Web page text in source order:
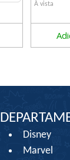
À vista
Disney
Marvel